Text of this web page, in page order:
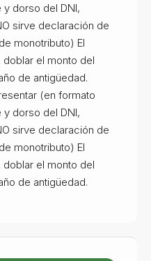
y dorso del DNI,
sirve declaración de
monotributo) El
el monto del
de antigüedad.
(en formato
y dorso del DNI,
sirve declaración de
monotributo) El
el monto del
de antigüedad.